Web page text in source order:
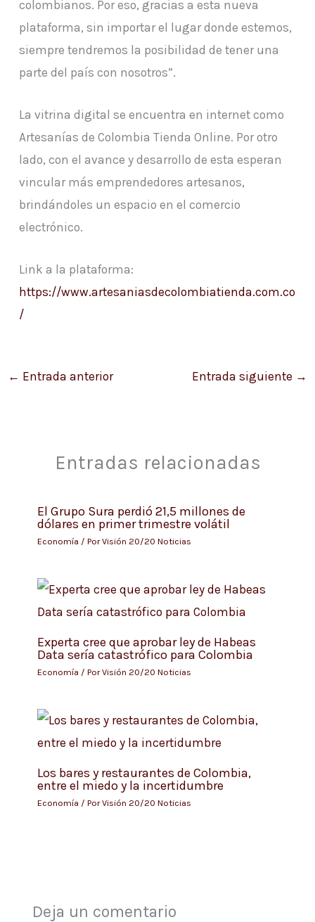
colombianos. Por eso, gracias a esta nueva
plataforma, sin importar el lugar donde estemos,
siempre tendremos la posibilidad de tener una
parte del país con nosotros”.
La vitrina digital se encuentra en internet como
Artesanías de Colombia Tienda Online. Por otro
lado, con el avance y desarrollo de esta esperan
vincular más emprendedores artesanos,
brindándoles un espacio en el comercio
electrónico.
Link a la plataforma:
https://www.artesaniasdecolombiatienda.com.co
/
← Entrada anterior Entrada siguiente →
Entradas relacionadas
El Grupo Sura perdió 21,5 millones de
dólares en primer trimestre volátil
Economía / PorVisión 20/20 Noticias
Experta cree que aprobar ley de Habeas
Data sería catastrófico para Colombia
Economía / PorVisión 20/20 Noticias
Los bares y restaurantes de Colombia,
entre el miedo y la incertidumbre
Economía / PorVisión 20/20 Noticias
Deja un comentario